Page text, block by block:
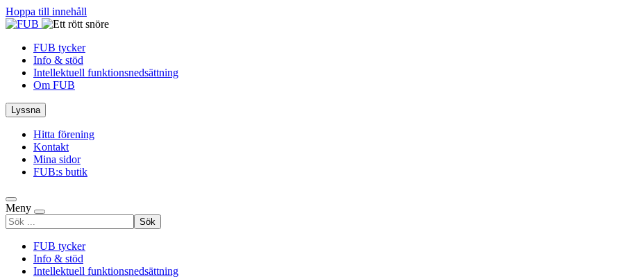
Hoppa till innehåll
FUB tycker
Info & stöd
Intellektuell funktionsnedsättning
Om FUB
Lyssna
Hitta förening
Kontakt
Mina sidor
FUB:s butik
Meny
Sök
efter
FUB tycker
Info & stöd
Intellektuell funktionsnedsättning